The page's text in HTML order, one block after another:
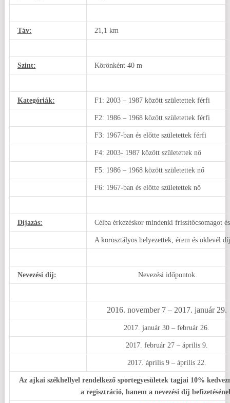
Táv: 21,1 km
Szint: Körönként 40 m
Kategóriák: F1: 2003 – 1987 között születettek férfi
F2: 1986 – 1968 között születettek férfi
F3: 1967-ban és előtte születettek férfi
F4: 2003- 1987 között születettek nő
F5: 1986 – 1968 között születettek nő
F6: 1967-ban és előtte születettek nő
Díjazás: Célba érkezéskor mindenki frissítőcsomagot
A korosztályos helyezettek, érem és oklevél
Nevezési díj: Nevezési időpontok
2016. november 7 – 2017. január 29.
2017. január 30 – február 26.
2017. február 27 – április 9.
2017. április 9 – április 22.
Az ajkai székhellyel rendelkező sportegyesületek tagjai 10%
a regisztráció, hanem a nevezési díj